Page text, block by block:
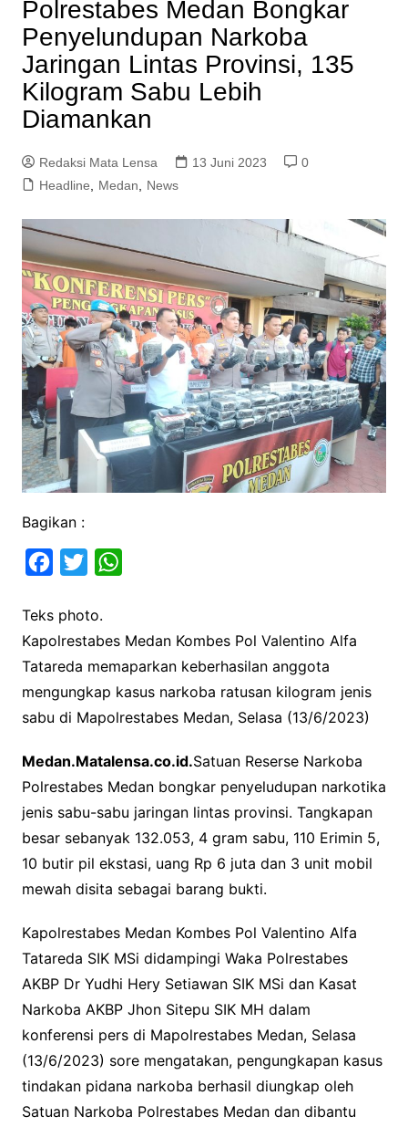
Polrestabes Medan Bongkar
Penyelundupan Narkoba
Jaringan Lintas Provinsi, 135
Kilogram Sabu Lebih
Diamankan
Redaksi Mata Lensa 13 Juni 2023
0
Headline
Medan News
Bagikan :
c
e
b
o
o
k
i
t
t
e
r
t
s
A
p
p
Teks photo.
Kapolrestabes Medan Kombes Pol Valentino Alfa
Tatareda memaparkan keberhasilan anggota
mengungkap kasus narkoba ratusan kilogram jenis
sabu di Mapolrestabes Medan, Selasa (13/6/2023)
Medan.Matalensa.co.id.Satuan Reserse Narkoba
Polrestabes Medan bongkar penyeludupan narkotika
jenis sabu-sabu jaringan lintas provinsi. Tangkapan
besar sebanyak 132.053, 4 gram sabu, 110 Erimin 5,
10 butir pil ekstasi, uang Rp 6 juta dan 3 unit mobil
mewah disita sebagai barang bukti.
Kapolrestabes Medan Kombes Pol Valentino Alfa
Tatareda SIK MSi didampingi Waka Polrestabes
AKBP Dr Yudhi Hery Setiawan SIK MSi dan Kasat
Narkoba AKBP Jhon Sitepu SIK MH dalam
konferensi pers di Mapolrestabes Medan, Selasa
(13/6/2023) sore mengatakan, pengungkapan kasus
tindakan pidana narkoba berhasil diungkap oleh
Satuan Narkoba Polrestabes Medan dan dibantu